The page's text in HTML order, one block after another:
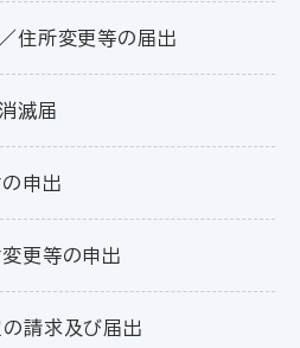
住所変更等の届出
滅届
申出
更等の申出
請求及び届出